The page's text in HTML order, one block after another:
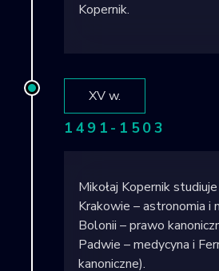
Kopernik.
1491-1503
Mikołaj Kopernik
Krakowie – astronomia i
Bolonii – prawo
Padwie – medycyna i
kanoniczne).
XV w.